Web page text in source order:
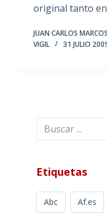
original tanto
JUAN CARLOS
VIGIL
31 JULIO
Buscar
Etiquetas
Abc Af.es